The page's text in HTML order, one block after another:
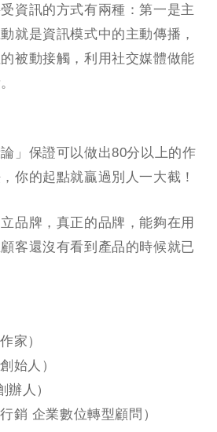
資訊的方式有兩種：第一是主
就是資訊模式中的主動傳播，
被動接觸，利用社交媒體做能
」保證可以做出80分以上的作
你的起點就贏過別人一大截！
品牌，真正的品牌，能夠在用
客還沒有看到產品的時候就已
家）
始人）
人）
銷 企業數位轉型顧問）